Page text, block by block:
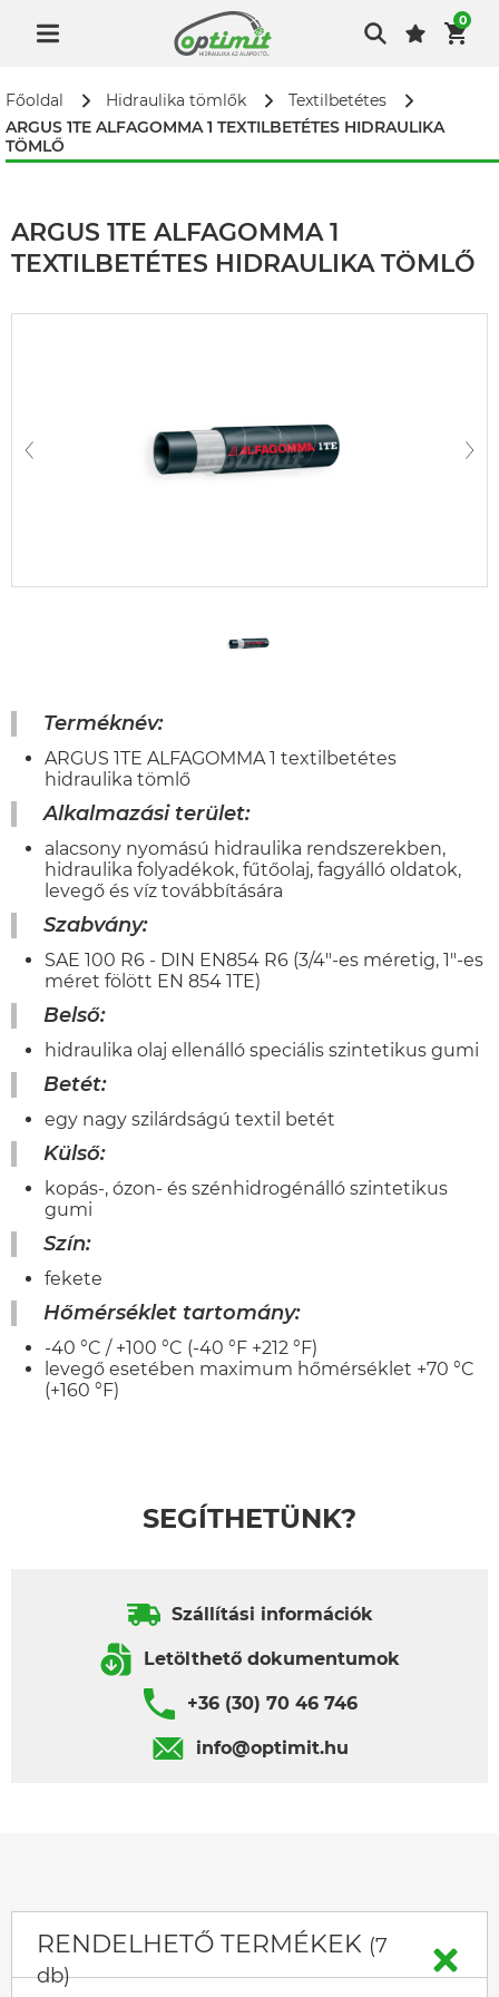
0
Főoldal Hidraulika tömlők
Textilbetétes
ARGUS 1TE ALFAGOMMA 1 TEXTILBETÉTES HIDRAULIKA
TÖMLŐ
ARGUS 1TE ALFAGOMMA 1
TEXTILBETÉTES HIDRAULIKA TÖMLŐ
Terméknév:
ARGUS 1TE ALFAGOMMA 1 textilbetétes
hidraulika tömlő
Alkalmazási terület:
alacsony nyomású hidraulika rendszerekben,
hidraulika folyadékok, fűtőolaj, fagyálló oldatok,
levegő és víz továbbítására
Szabvány:
SAE 100 R6 - DIN EN854 R6 (3/4"-es méretig, 1"-es
méret fölött EN 854 1TE)
Belső:
hidraulika olaj ellenálló speciális szintetikus gumi
Betét:
egy nagy szilárdságú textil betét
Külső:
kopás-, ózon- és szénhidrogénálló szintetikus
gumi
Szín:
fekete
Hőmérséklet tartomány:
-40 °C / +100 °C (-40 °F +212 °F)
levegő esetében maximum hőmérséklet +70 °C
(+160 °F)
SEGÍTHETÜNK?
Szállítási információk
Letölthető dokumentumok
+36 (30) 70 46 746
info@optimit.hu
RENDELHETŐ TERMÉKEK (7
db)